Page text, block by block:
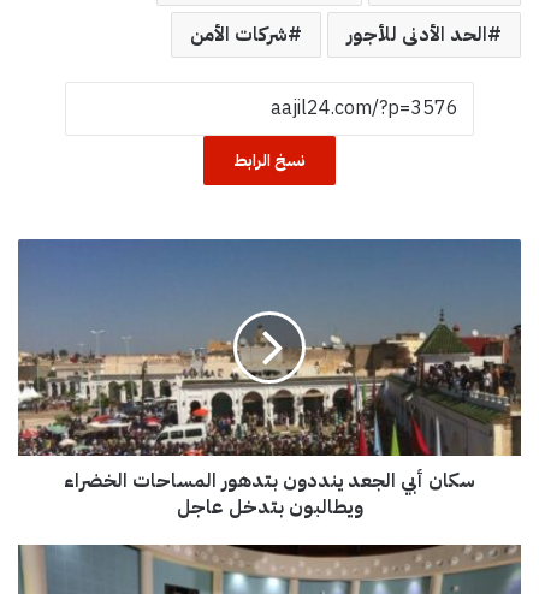
الحد الأدنى للأجور
شركات الأمن
نسخ الرابط
ن
أ
ي
ل
ي
ن
سكان أبي الجعد ينددون بتدهور المساحات الخضراء
ويطالبون بتدخل عاجل
أ
ك